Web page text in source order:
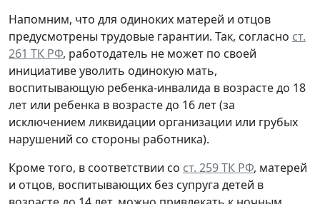
Напомним, что для одиноких матерей и отцов
предусмотрены трудовые гарантии. Так, согласно ст.
261 ТК РФ, работодатель не может по своей
инициативе уволить одинокую мать,
воспитывающую ребенка-инвалида в возрасте до 18
лет или ребенка в возрасте до 16 лет (за
исключением ликвидации организации или грубых
нарушений со стороны работника).
Кроме того, в соответствии со ст. 259 ТК РФ, матерей
и отцов, воспитывающих без супруга детей в